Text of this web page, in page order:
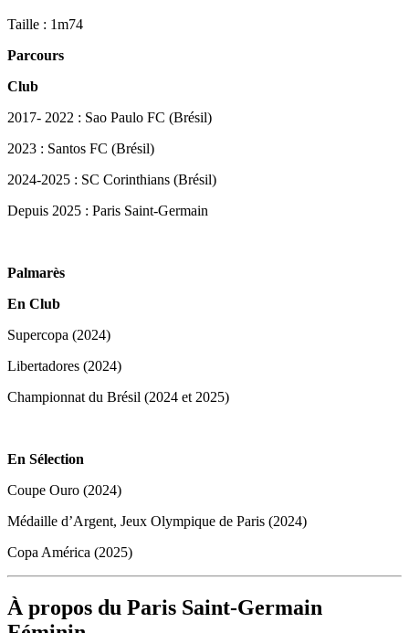
Taille : 1m74
Parcours
Club
2017- 2022 : Sao Paulo FC (Brésil)
2023 : Santos FC (Brésil)
2024-2025 : SC Corinthians (Brésil)
Depuis 2025 : Paris Saint-Germain
Palmarès
En Club
Supercopa (2024)
Libertadores (2024)
Championnat du Brésil (2024 et 2025)
En Sélection
Coupe Ouro (2024)
Médaille d’Argent, Jeux Olympique de Paris (2024)
Copa América (2025)
À propos du Paris Saint-Germain